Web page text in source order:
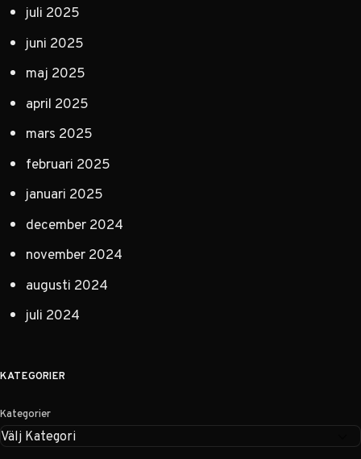
juli 2025
juni 2025
maj 2025
april 2025
mars 2025
februari 2025
januari 2025
december 2024
november 2024
augusti 2024
juli 2024
KATEGORIER
Kategorier